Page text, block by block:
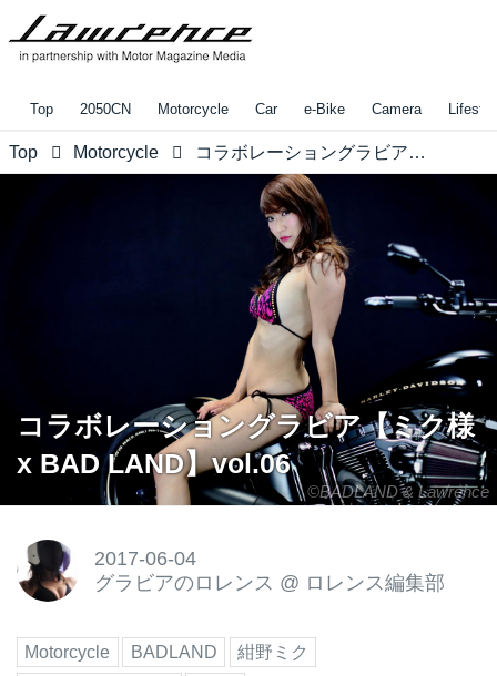
Top 2050CN Motorcycle Car e-Bike Camera
Top Motorcycle コラボレーショングラビア【ミク様 x BAD LAND】vol.06
©BADLAND & Lawrence
コラボレーショングラビア【ミク様
x BAD LAND】vol.06
2017-06-04
グラビアのロレンス @ ロレンス編集部
Motorcycle BADLAND
紺野ミク